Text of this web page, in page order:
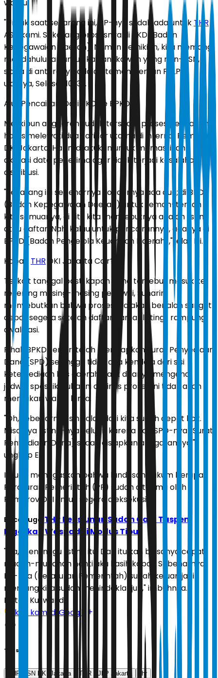
waktu.
"Untuk saat sekarang ini, PP-nya sudah ada untuk THR
ASN kami. Sekarang prosesnya di BKD (Badan
Kepegawaian Daerah). Namun demikian, kita memang
mendahulukan untuk kawan-kawan yang non-ASN,
siapa di antaranya adalah teman-teman PJLP,"
ujarnya, Selasa (10/3).
Alur Pencairan: Dari BKD ke BPKD
Meskipun anggaran sudah tersedia, proses pencairan
harus melewati dua koridor utama di internal Pemprov
DKI Jakarta. Hal ini dilakukan untuk memastikan
akurasi data penerima agar tidak terjadi kesalahan
distribusi.
"Sekarang ini sebenarnya koridornya ada dua; di BKD
(Badan Kepegawaian Daerah) untuk teman-teman
kita semuanya, di situ kita menyebutnya adalah listing
atau daftar. Nah, kalau untuk pencairannya, adanya di
BPKD (Badan Pengelola Keuangan Daerah)," jelas Eli.
Kapan THR DKI Jakarta Cair?
Terkait tanggal pasti kapan dana tersebut masuk ke
rekening masing-masing pegawai, Suharini
menyebutkan bahwa prosesnya akan berjalan sangat
cepat segera setelah daftar nama (listing) rampung
divalidasi.
Pihak BPKD sendiri telah menyiapkan Surat Penyediaan
Dana (SPD) sehingga tidak ada kendala dari sisi
ketersediaan kas daerah. Saat ditanya mengenai
jadwal spesifik, Suharini optimis proses ini tidak akan
memakan waktu lama.
"Oh, sebenarnya sih kalau dari kita sudah cepat kok.
Misalnya listing-nya keluar, karena kan SPD-nya (Surat
Penyediaan Dana) sudah disiapkan anggarannya,"
ungkap Eli.
Ia juga menegaskan bahwa landasan hukum berupa
Peraturan Pemerintah (PP) sudah diterima oleh
Pemprov DKI untuk segera dieksekusi.
Baca Juga:THR Pensiunan Sudah Cair, Taspen
Ingatkan Waspadai Modus Tipu
"Iya, menunggu listing itu. Dan itu kan biasanya cepat,
mudah-mudahan nanti aku kasih kabar. Sebenarnya
PP-nya (Peraturan Pemerintah) sudah keluar, jadi
memang kita sudah menindaklanjuti," imbuhnya.
Editor: Kuswandi
Ikuti kami di Google
Tags
THR ASN DKI Jakarta THR PJLP Jakarta thr